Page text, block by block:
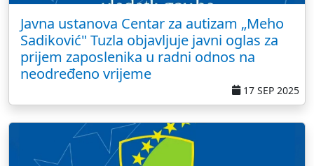
Javna ustanova Centar za autizam „Meho
Sadiković" Tuzla objavljuje javni oglas za
prijem zaposlenika u radni odnos na
neodređeno vrijeme
17 SEP 2025